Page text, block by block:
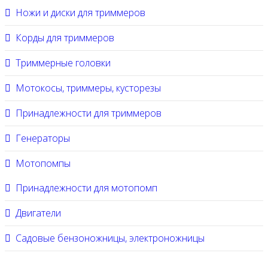
Ножи и диски для триммеров
Корды для триммеров
Триммерные головки
Мотокосы, триммеры, кусторезы
Принадлежности для триммеров
Генераторы
Мотопомпы
Принадлежности для мотопомп
Двигатели
Садовые бензоножницы, электроножницы